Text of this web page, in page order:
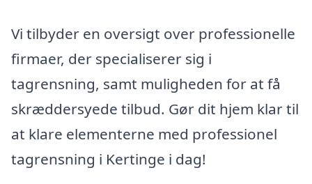
Vi tilbyder en oversigt over professionelle
firmaer, der specialiserer sig i
tagrensning, samt muligheden for at få
skræddersyede tilbud. Gør dit hjem klar til
at klare elementerne med professionel
tagrensning i Kertinge i dag!